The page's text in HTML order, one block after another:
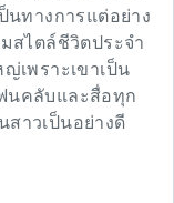
นทางการแต่อย่าง
สไตล์ชีวิตประจำ
เพราะเขาเป็น
นคลับและสื่อทุก
าวเป็นอย่างดี